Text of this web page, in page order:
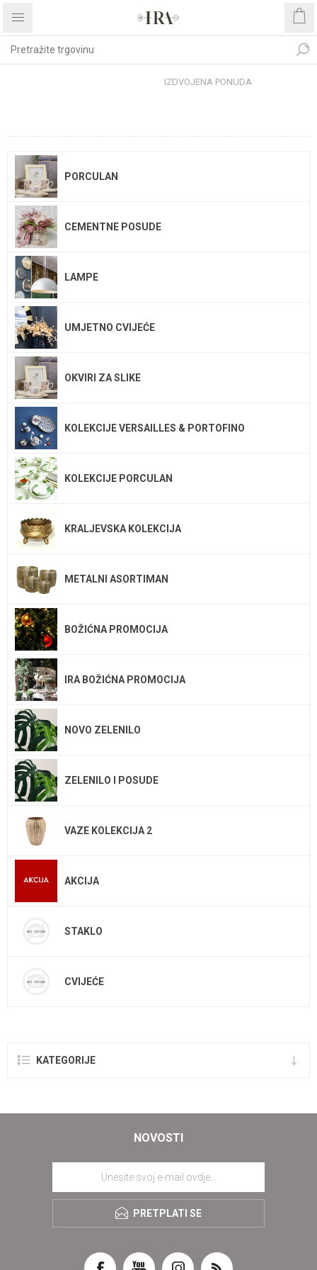
IZDVOJENA PONUDA
PORCULAN
CEMENTNE POSUDE
LAMPE
UMJETNO CVIJEĆE
OKVIRI ZA SLIKE
KOLEKCIJE VERSAILLES & PORTOFINO
KOLEKCIJE PORCULAN
KRALJEVSKA KOLEKCIJA
METALNI ASORTIMAN
BOŽIĆNA PROMOCIJA
IRA BOŽIĆNA PROMOCIJA
NOVO ZELENILO
ZELENILO I POSUDE
VAZE KOLEKCIJA 2
AKCIJA
STAKLO
CVIJEĆE
KATEGORIJE
NOVOSTI
PRETPLATI SE